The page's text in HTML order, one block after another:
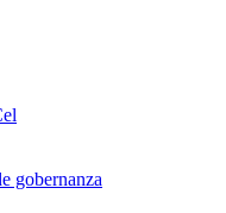
gobernanza